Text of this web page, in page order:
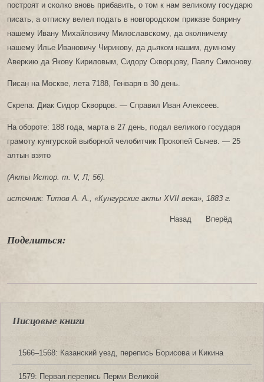
построят и сколко вновь прибавить, о том к нам великому государю
писать, а отписку велел подать в новгородском приказе боярину
нашему Ивану Михайловичу Милославскому, да околничему
нашему Илье Ивановичу Чирикову, да дьяком нашим, думному
Аверкию да Якову Кириловым, Сидору Скворцову, Павлу Симонову.
Писан на Москве, лета 7188, Генваря в 30 день.
Скрепа: Диак Сидор Скворцов. — Справил Иван Алексеев.
На обороте: 188 года, марта в 27 день, подал великого государя
грамоту кунгурской выборной челобитчик Прокопей Сычев. — 25
алтын взято
(Акты Истор. т. V, Л; 56).
источник: Титов А. А., «Кунгурские акты XVII века», 1883 г.
Назад Вперёд
Поделиться:
Писцовые книги
1566‒1568: Казанский уезд, перепись Борисова и Кикина
1579: Первая перепись Перми Великой